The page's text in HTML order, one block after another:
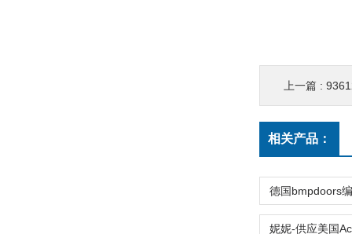
上一篇 :
相关产品：